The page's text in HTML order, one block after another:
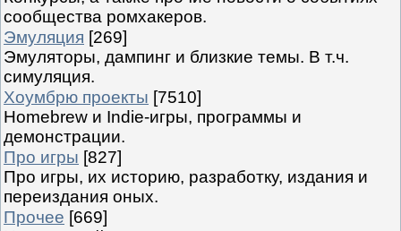
сообщества ромхакеров.
Эмуляция [269]
Эмуляторы, дампинг и близкие темы. В т.ч.
симуляция.
Хоумбрю проекты [7510]
Homebrew и Indie-игры, программы и
демонстрации.
Про игры [827]
Про игры, их историю, разработку, издания и
переиздания оных.
Прочее [669]